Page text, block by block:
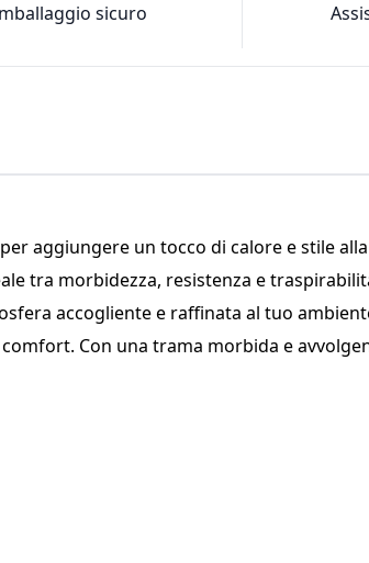
sicuro
aggiungere un tocco di calore e stile alla
tra morbidezza, resistenza e
accogliente e raffinata al tuo
Con una trama morbida e